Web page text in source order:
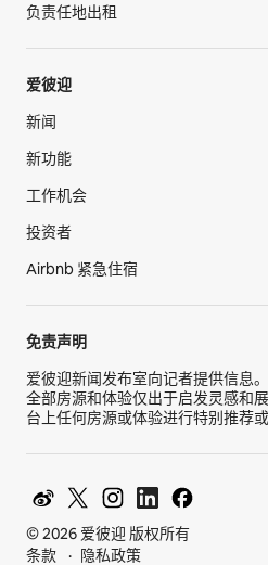
负责任地出租
爱彼迎
新闻
新功能
工作机会
投资者
Airbnb 紧急住宿
免责声明
爱彼迎新闻发布室向记者提供信息
全部房源和体验仅出于启发灵感和
台上任何房源或体验进行特别推荐或
© 2026 爱彼迎 版权所有
条款
隐私政策